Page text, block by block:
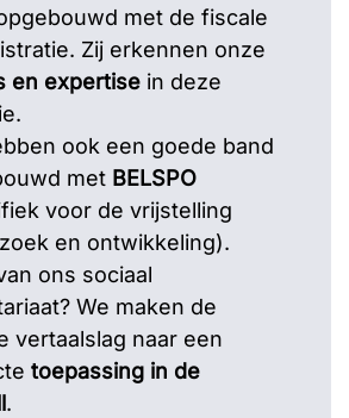
met de fiscale
Zij erkennen onze
en expertise in deze
ook een goede band
met BELSPO
voor de vrijstelling
en ontwikkeling).
ons sociaal
We maken de
vertaalslag naar een
toepassing in de
.